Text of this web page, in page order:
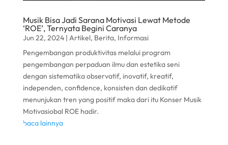
Musik Bisa Jadi Sarana Motivasi Lewat Metode
‘ROE’, Ternyata Begini Caranya
Jun 22, 2024| Artikel, Berita, Informasi
Pengembangan produktivitas melalui program
pengembangan perpaduan ilmu dan estetika seni
dengan sistematika observatif, inovatif, kreatif,
independen, confidence, konsisten dan dedikatif
menunjukan tren yang positif maka dari itu Konser Musik
Motivasiobal ROE hadir.
baca lainnya